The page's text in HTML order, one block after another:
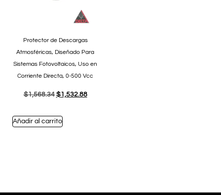
Protector de Descargas
Atmosféricas, Diseñado Para
Sistemas Fotovoltaicos, Uso en
Corriente Directa, 0-500 Vcc
$1,568.34 $1,532.88
Añadir al carrito